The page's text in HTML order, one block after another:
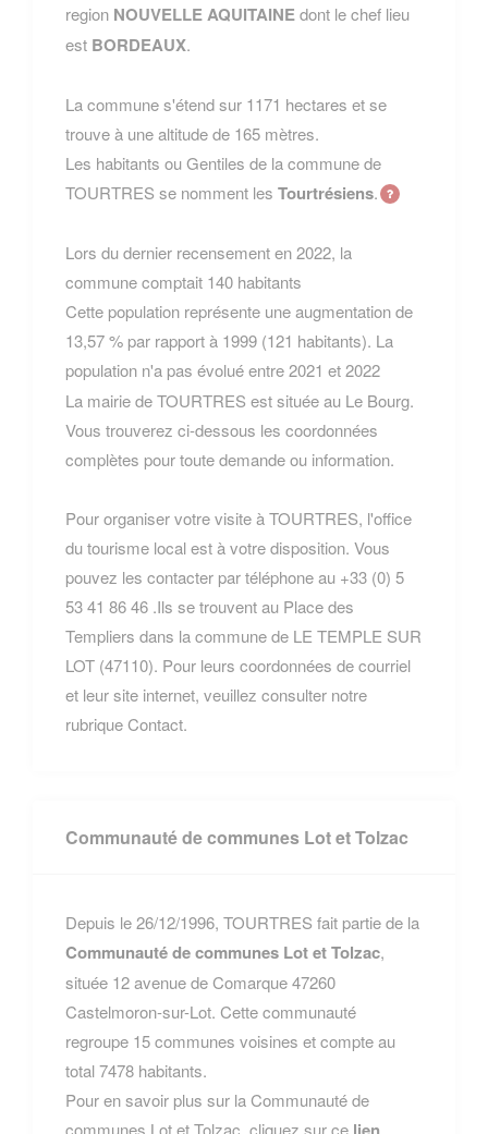
region NOUVELLE AQUITAINEdont le chef lieu
est BORDEAUX.
La commune s'étend sur 1171 hectares et se
trouve à une altitude de 165 mètres.
Les habitants ou Gentiles de la commune de
TOURTRES se nomment les Tourtrésiens.
Lors du dernier recensement en 2022, la
commune comptait 140 habitants
Cette population représente une augmentation de
13,57 % par rapport à 1999 (121 habitants). La
population n'a pas évolué entre 2021 et 2022
La mairie de TOURTRES est située au Le Bourg.
Vous trouverez ci-dessous les coordonnées
complètes pour toute demande ou information.
Pour organiser votre visite à TOURTRES, l'office
du tourisme local est à votre disposition. Vous
pouvez les contacter par téléphone au +33 (0) 5
53 41 86 46 .Ils se trouvent au Place des
Templiers dans la commune de LE TEMPLE SUR
LOT (47110). Pour leurs coordonnées de courriel
et leur site internet, veuillez consulter notre
rubrique Contact.
Communauté de communes Lot et Tolzac
Depuis le 26/12/1996, TOURTRES fait partie de la
Communauté de communes Lot et Tolzac,
située 12 avenue de Comarque 47260
Castelmoron-sur-Lot. Cette communauté
regroupe 15 communes voisines et compte au
total 7478 habitants.
Pour en savoir plus sur la Communauté de
communes Lot et Tolzac, cliquez sur ce